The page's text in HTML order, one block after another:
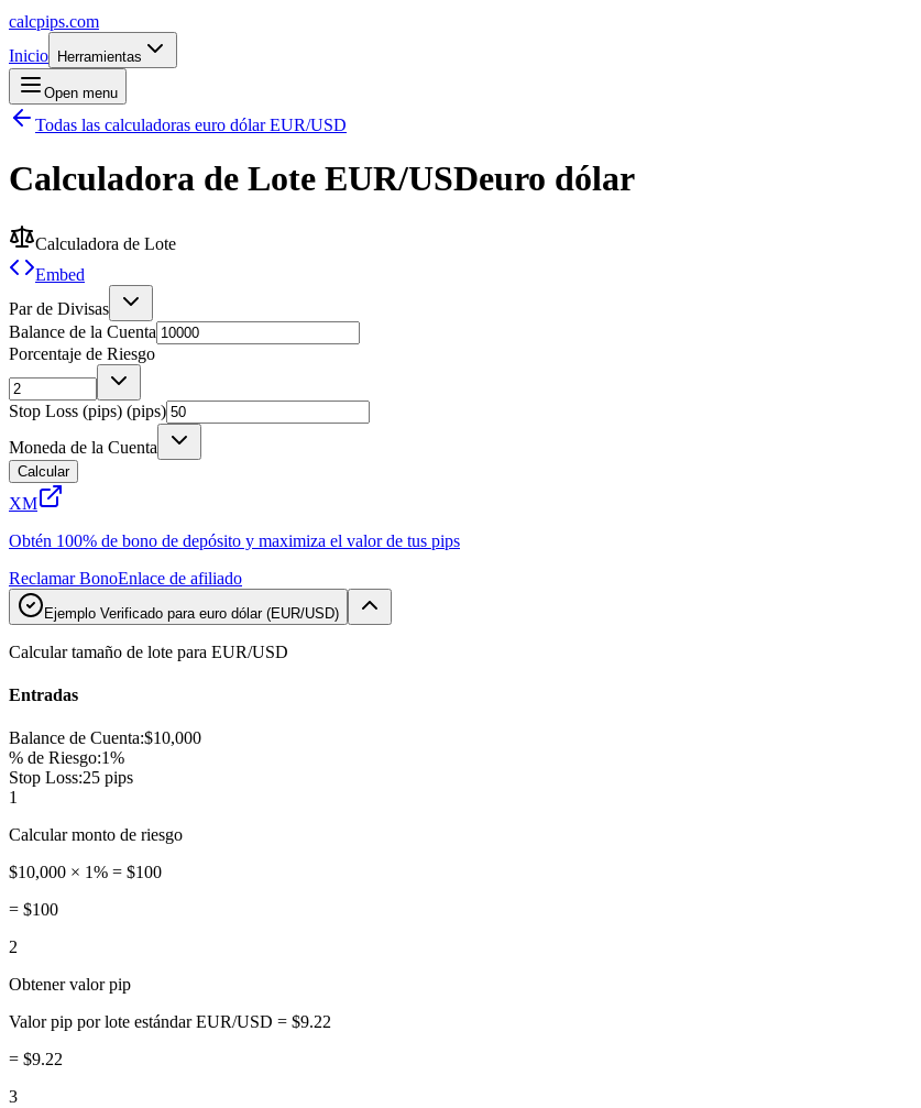
calcpips.com
Inicio
Herramientas
Open menu
Todas las calculadoras euro dólar EUR/USD
Calculadora de Lote EUR/USDeuro dólar
Calculadora de Lote
Embed
Par de Divisas
Balance de la Cuenta
Porcentaje de Riesgo
Stop Loss (pips) (pips)
Moneda de la Cuenta
Calcular
XM
Obtén 100% de bono de depósito y maximiza el valor de tus pips
Reclamar BonoEnlace de afiliado
Ejemplo Verificado para euro dólar (EUR/USD)
Calcular tamaño de lote para EUR/USD
Entradas
Balance de Cuenta:$10,000
% de Riesgo:1%
Stop Loss:25 pips
1
Calcular monto de riesgo
$10,000 × 1% = $100
= $100
2
Obtener valor pip
Valor pip por lote estándar EUR/USD = $9.22
= $9.22
3